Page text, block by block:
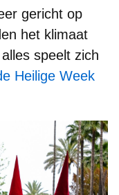
gericht op
het klimaat
speelt zich
Heilige Week